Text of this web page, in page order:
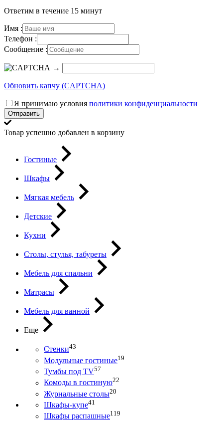
Ответим в течение 15 минут
Имя :
Телефон :
Сообщение :
→
Обновить капчу (CAPTCHA)
Я принимаю условия политики конфиденциальности
Отправить
Товар успешно добавлен в корзину
Гостиные
Шкафы
Мягкая мебель
Детские
Кухни
Столы, стулья, табуреты
Мебель для спальни
Матрасы
Мебель для ванной
Еще
Стенки43
Модульные гостиные19
Тумбы под ТV57
Комоды в гостиную22
Журнальные столы20
Шкафы-купе41
Шкафы распашные119